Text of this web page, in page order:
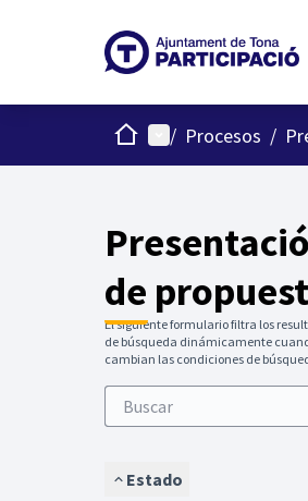
InicioMenú principal
/ Procesos /
de
El siguiente formulario filtra los
de búsqueda dinámicamente
cambian las condiciones de
Estado